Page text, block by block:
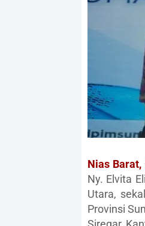
Nias Barat,
Ny. Elvita
Utara,
Provinsi